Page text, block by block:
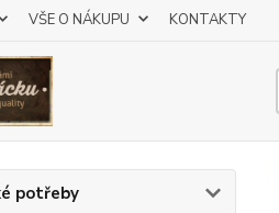
VŠE O NÁKUPU KONTAKTY
potřeby